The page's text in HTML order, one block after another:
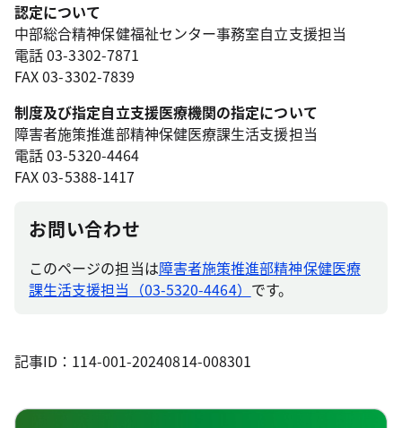
認定について
中部総合精神保健福祉センター事務室自立支援担当
電話 03-3302-7871
FAX 03-3302-7839
制度及び指定自立支援医療機関の指定について
障害者施策推進部精神保健医療課生活支援担当
電話 03-5320-4464
FAX 03-5388-1417
お問い合わせ
このページの担当は障害者施策推進部精神保健医療
課生活支援担当（03-5320-4464） です。
記事ID：114-001-20240814-008301